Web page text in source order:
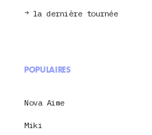
la dernière tournée
POPULAIRES
Nova Aime
Miki